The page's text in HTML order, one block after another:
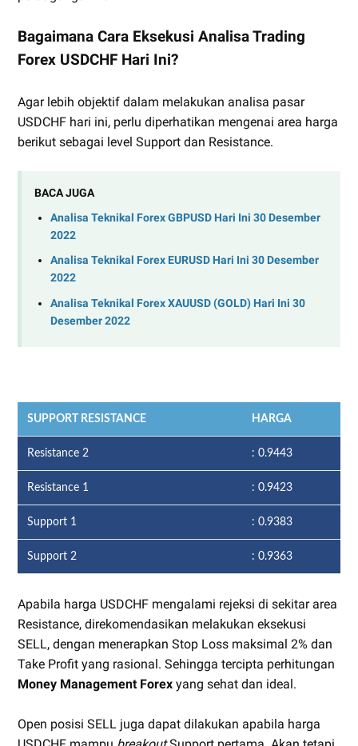
Bagaimana Cara Eksekusi Analisa Trading
Forex USDCHF Hari Ini?
Agar lebih objektif dalam melakukan analisa pasar
USDCHF hari ini, perlu diperhatikan mengenai area harga
berikut sebagai level Support dan Resistance.
BACA JUGA
Analisa Teknikal Forex GBPUSD Hari Ini 30 Desember
2022
Analisa Teknikal Forex EURUSD Hari Ini 30 Desember
2022
Analisa Teknikal Forex XAUUSD (GOLD) Hari Ini 30
Desember 2022
SUPPORT RESISTANCE HARGA
Resistance 2 : 0.9443
Resistance 1 : 0.9423
Support 1 : 0.9383
Support 2 : 0.9363
Apabila harga USDCHF mengalami rejeksi di sekitar area
Resistance, direkomendasikan melakukan eksekusi
SELL, dengan menerapkan Stop Loss maksimal 2% dan
Take Profit yang rasional. Sehingga tercipta perhitungan
Money Management Forex yang sehat dan ideal.
Open posisi SELL juga dapat dilakukan apabila harga